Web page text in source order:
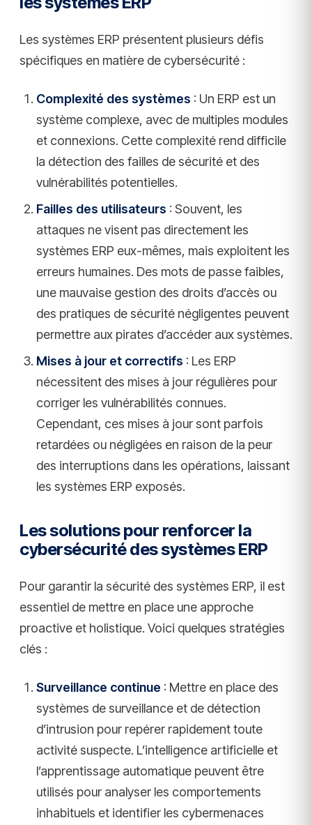
Les systèmes ERP présentent plusieurs défis
spécifiques en matière de cybersécurité :
Complexité des systèmes : Un ERP est un
système complexe, avec de multiples modules
et connexions. Cette complexité rend difficile
la détection des failles de sécurité et des
vulnérabilités potentielles.
Failles des utilisateurs : Souvent, les
attaques ne visent pas directement les
systèmes ERP eux-mêmes, mais exploitent les
erreurs humaines. Des mots de passe faibles,
une mauvaise gestion des droits d’accès ou
des pratiques de sécurité négligentes peuvent
permettre aux pirates d’accéder aux systèmes.
Mises à jour et correctifs : Les ERP
nécessitent des mises à jour régulières pour
corriger les vulnérabilités connues.
Cependant, ces mises à jour sont parfois
retardées ou négligées en raison de la peur
des interruptions dans les opérations, laissant
les systèmes ERP exposés.
Les solutions pour renforcer la
cybersécurité des systèmes ERP
Pour garantir la sécurité des systèmes ERP, il est
essentiel de mettre en place une approche
proactive et holistique. Voici quelques stratégies
clés :
Surveillance continue : Mettre en place des
systèmes de surveillance et de détection
d’intrusion pour repérer rapidement toute
activité suspecte. L’intelligence artificielle et
l’apprentissage automatique peuvent être
utilisés pour analyser les comportements
inhabituels et identifier les cybermenaces